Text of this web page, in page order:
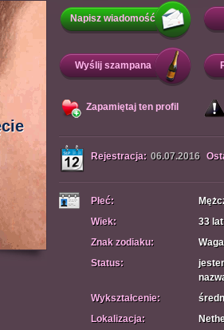
Napisz wiadomość
Wyślij szampana
Zapamiętaj ten profil
Rejestracja: 06.07.2016
Płeć:
Wiek:
33 lat
Znak zodiaku:
Waga
Status:
Wykształcenie:
Lokalizacja: